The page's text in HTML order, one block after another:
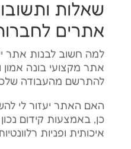
שאלות
אתרים
למה חשוב לבנות אתר
אתר מקצועי בונה
להתרשם מהעבודה
האם האתר יעזור לי
כן, באמצעות קידום
איכותית ופניות